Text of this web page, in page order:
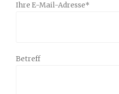
Ihre E-Mail-Adresse*
Betreff